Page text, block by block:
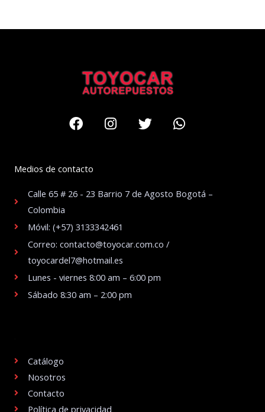
FacebookInstagram
TwitterWhatsapp
Medios de contacto
Calle 65 # 26 - 23 Barrio 7 de Agosto Bogotá –
Colombia
Móvil: (+57) 3133342461
Correo: contacto@toyocar.com.co /
toyocardel7@hotmail.es
Lunes - viernes 8:00 am – 6:00 pm
Sábado 8:30 am – 2:00 pm
Catálogo
Nosotros
Contacto
Política de privacidad